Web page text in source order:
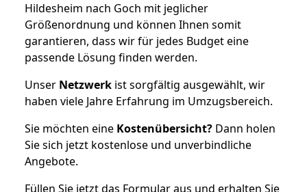
Hildesheim nach Goch mit jeglicher
Größenordnung und können Ihnen somit
garantieren, dass wir für jedes Budget eine
passende Lösung finden werden.
Unser Netzwerk ist sorgfältig ausgewählt, wir
haben viele Jahre Erfahrung im Umzugsbereich.
Sie möchten eine Kostenübersicht? Dann holen
Sie sich jetzt kostenlose und unverbindliche
Angebote.
Füllen Sie jetzt das Formular aus und erhalten Sie